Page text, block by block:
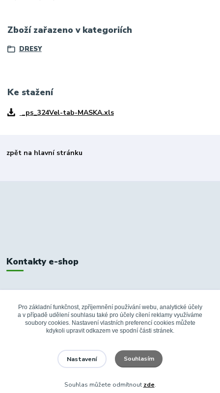
Zboží zařazeno v kategoriích
DRESY
Ke stažení
_ps_324Vel-tab-MASKA.xls
zpět na hlavní stránku
Kontakty e-shop
+420 326 748 155
info@fanshopbkboleslav.cz
Pro základní funkčnost, zpříjemnění používání webu, analytické účely
a v případě udělení souhlasu také pro účely cílení reklamy využíváme
soubory cookies. Nastavení vlastních preferencí cookies můžete
kdykoli upravit odkazem ve spodní části stránek.
Nastavení Souhlasím
Souhlas můžete odmítnout zde.